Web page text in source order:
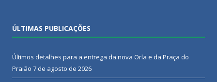
ÚLTIMAS PUBLICAÇÕES
Últimos detalhes para a entrega da nova Orla e da Praça do
Praião 7 de agosto de 2026